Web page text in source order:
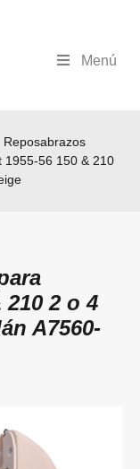
Menú
56 150 & 210
210 2 o 4
A7560-